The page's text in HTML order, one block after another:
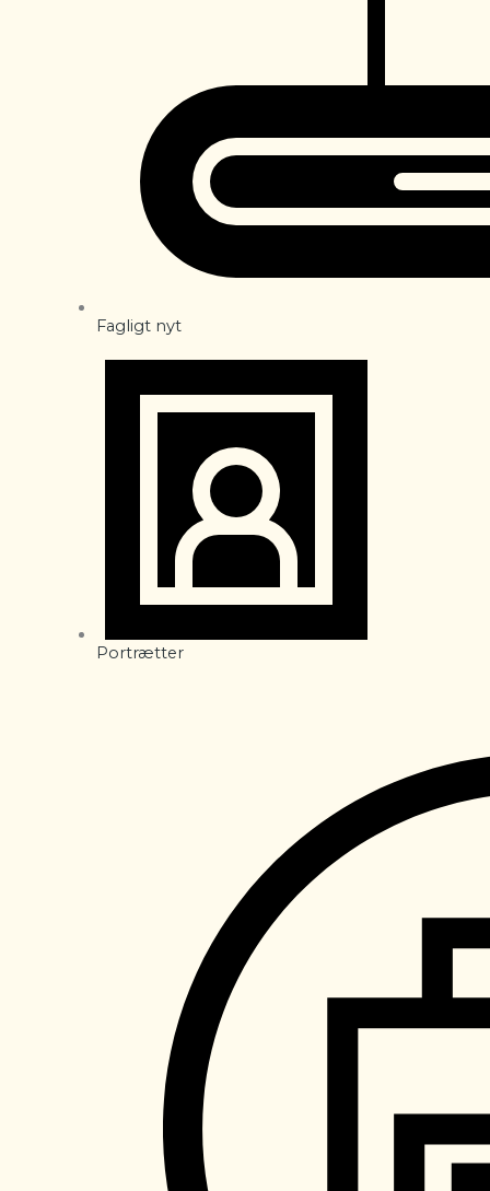
Fagligt nyt
Portrætter